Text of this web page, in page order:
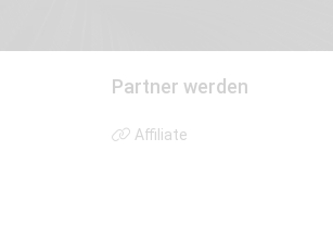
Partner werden
Affiliate